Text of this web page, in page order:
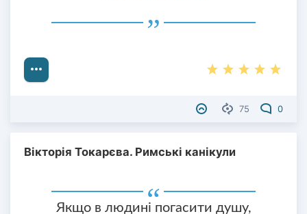
75 0
Вікторія Токарєва. Римські канікули
Якщо в людині погасити душу,